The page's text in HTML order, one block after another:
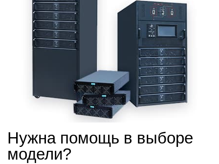
Нужна помощь в выборе
модели?